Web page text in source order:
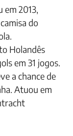
em 2013,
do
Holandês
em 31 jogos.
a chance de
Atuou em